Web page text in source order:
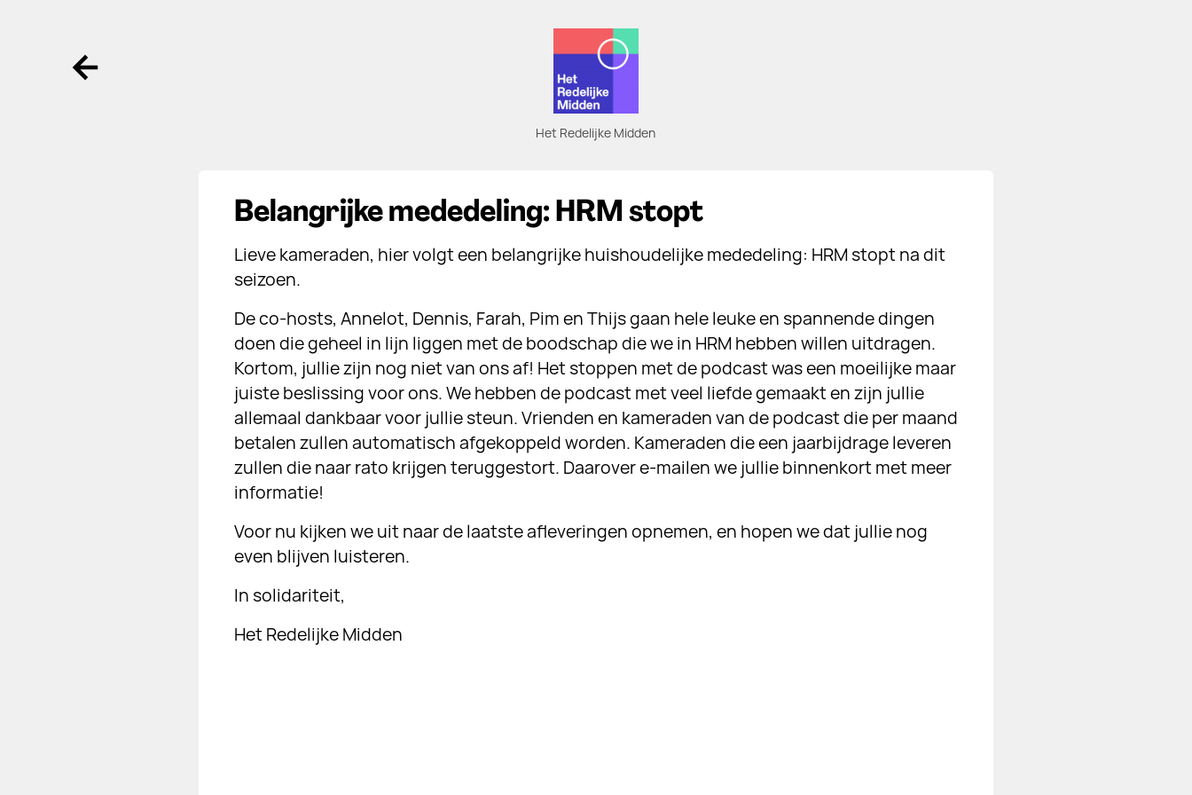
Ga terug
Het Redelijke Midden
Belangrijke mededeling: HRM stopt
Lieve kameraden, hier volgt een belangrijke huishoudelijke mededeling: HRM stopt na dit
seizoen.
De co-hosts, Annelot, Dennis, Farah, Pim en Thijs gaan hele leuke en spannende dingen
doen die geheel in lijn liggen met de boodschap die we in HRM hebben willen uitdragen.
Kortom, jullie zijn nog niet van ons af! Het stoppen met de podcast was een moeilijke maar
juiste beslissing voor ons. We hebben de podcast met veel liefde gemaakt en zijn jullie
allemaal dankbaar voor jullie steun. Vrienden en kameraden van de podcast die per maand
betalen zullen automatisch afgekoppeld worden. Kameraden die een jaarbijdrage leveren
zullen die naar rato krijgen teruggestort. Daarover e-mailen we jullie binnenkort met meer
informatie!
Voor nu kijken we uit naar de laatste afleveringen opnemen, en hopen we dat jullie nog
even blijven luisteren.
In solidariteit,
Het Redelijke Midden